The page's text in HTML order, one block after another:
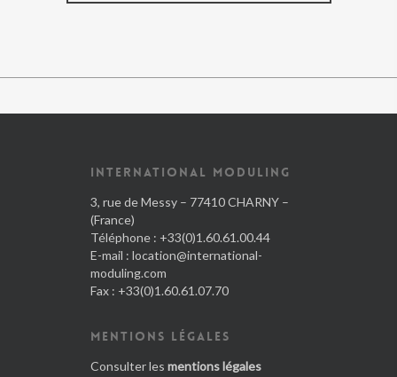
INTERNATIONAL MODULING
3, rue de Messy – 77410 CHARNY –
(France)
Téléphone : +33(0)1.60.61.00.44
E-mail : location@international-
moduling.com
Fax : +33(0)1.60.61.07.70
MENTIONS LÉGALES
Consulter les mentions légales